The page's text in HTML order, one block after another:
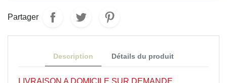
Partager
Description Détails du produit